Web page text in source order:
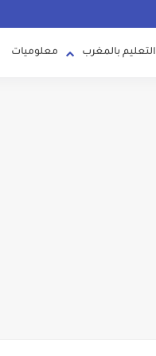
التعليم بالمغرب معلوميات